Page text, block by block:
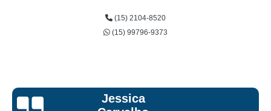
(15) 2104-8520
(15) 99796-9373
Jessica